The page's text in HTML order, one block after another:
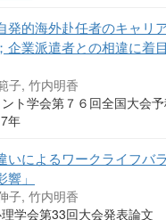
発的海外赴任者のキャリ
企業派遣者との相違に着
子, 竹内明香
ント学会第７６回全国大会
年
いによるワークライフバ
」
子, 竹内明香
理学会第33回大会発表論文